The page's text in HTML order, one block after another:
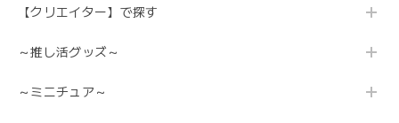
【クリエイター】で探す
～推し活グッズ～
～ミニチュア～